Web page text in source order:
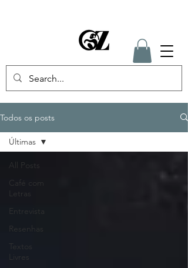
Todos os posts
All Posts
Café com
Letras
Entrevista
Resenhas
Textos
Livres
Últimas